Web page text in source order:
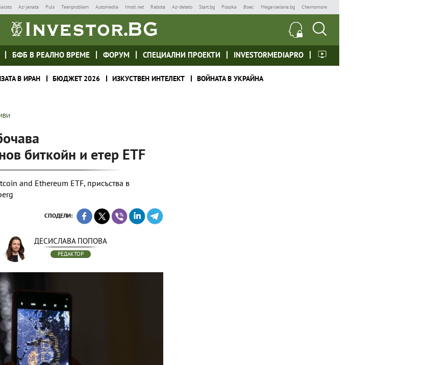
Az-jenata Puls Teenproblem Automedia Imoti.net Rabota Az-deteto Start.bg Posoka Boec Megavselena.bg Chernomore
БФБ В РЕАЛНО ВРЕМЕ ФОРУМ СПЕЦИАЛНИ ПРОЕКТИ INVESTORMEDIAPRO
В ИРАН БЮДЖЕТ 2026 ИЗКУСТВЕН ИНТЕЛЕКТ ВОЙНАТА В УКРАЙНА
биткойн и етер ETF
and Ethereum ETF, присъства в
СПОДЕЛИ:
ДЕСИСЛАВА ПОПОВА
РЕДАКТОР